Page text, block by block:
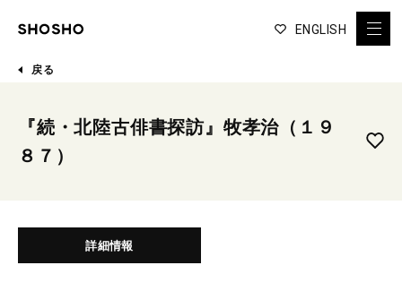
ENGLISH
戻る
『続・北陸古俳書探訪』牧孝治（１９
８７）
詳細情報